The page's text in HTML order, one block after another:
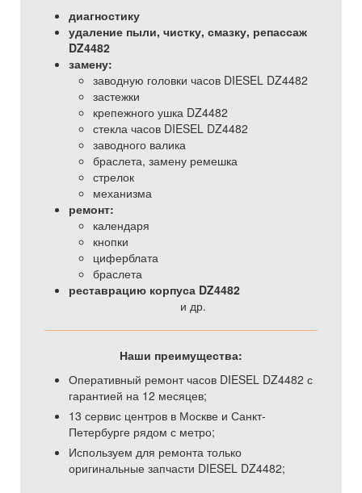
диагностику
удаление пыли, чистку, смазку, репассаж
DZ4482
замену:
заводную головки часов DIESEL DZ4482
застежки
крепежного ушка DZ4482
стекла часов DIESEL DZ4482
заводного валика
браслета, замену ремешка
стрелок
механизма
ремонт:
календаря
кнопки
циферблата
браслета
реставрацию корпуса DZ4482
и др.
Наши преимущества:
Оперативный ремонт часов DIESEL DZ4482 с
гарантией на 12 месяцев;
13 сервис центров в Москве и Санкт-
Петербурге рядом с метро;
Используем для ремонта только
оригинальные запчасти DIESEL DZ4482;